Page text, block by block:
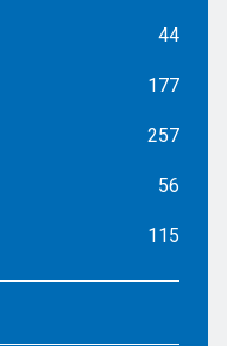
44
177
257
56
115